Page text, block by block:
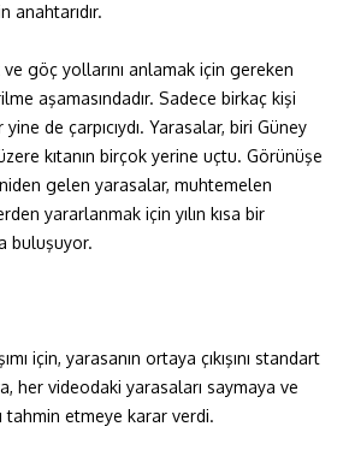
anahtarıdır.
göç yollarını anlamak için gereken
aşamasındadır. Sadece birkaç kişi
de çarpıcıydı. Yarasalar, biri Güney
kıtanın birçok yerine uçtu. Görünüşe
gelen yarasalar, muhtemelen
yararlanmak için yılın kısa bir
buluşuyor.
için, yarasanın ortaya çıkışını standart
her videodaki yarasaları saymaya ve
tahmin etmeye karar verdi.